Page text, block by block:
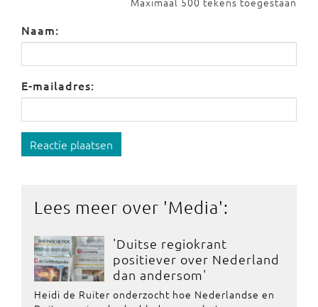
Naam:
E-mailadres:
Reactie plaatsen
Lees meer over 'Media':
'Duitse regiokrant
positiever over Nederland
dan andersom'
Heidi de Ruiter onderzocht hoe Nederlandse en